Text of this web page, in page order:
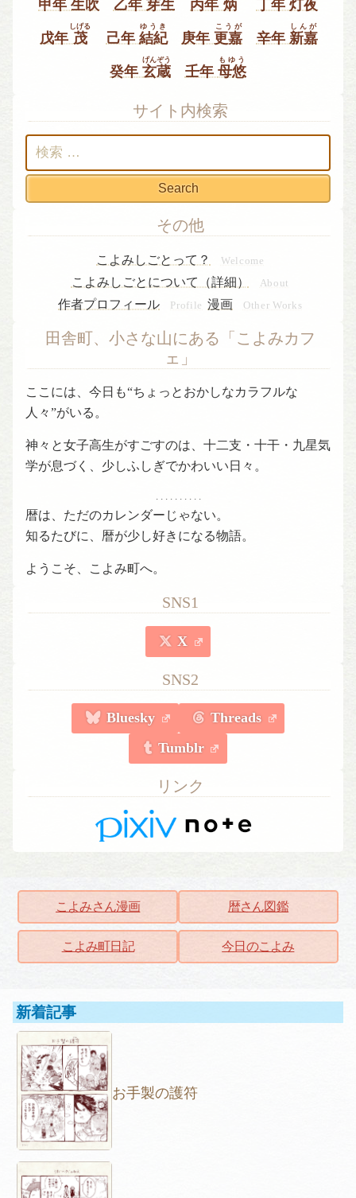
甲年生吹 乙年 芽生 丙年 炳 丁年 灯夜
戊年 茂
しげる
己年 結紀
ゆうき
庚年 更嘉
こうが
辛年 新嘉
しんが
癸年玄蔵
げんぞう
壬年 母悠
もゆう
サイト内検索
索:
その他
こよみしごとって？ Welcome
こよみしごとについて（詳細） About
作者プロフィール Profile 漫画 Other Works
田舎町、小さな山にある「こよみカフ
ェ」
ここには、今日も“ちょっとおかしなカラフルな
人々”がいる。
神々と女子高生がすごすのは、十二支・十干・九星気
学が息づく、少しふしぎでかわいい日々。
. . . . . . . . . .
暦は、ただのカレンダーじゃない。
知るたびに、暦が少し好きになる物語。
ようこそ、こよみ町へ。
SNS1
X
SNS2
Bluesky
Threads
Tumblr
リンク
こよみさん漫画 暦さん図鑑
こよみ町日記 今日のこよみ
新着記事
お手製の護符